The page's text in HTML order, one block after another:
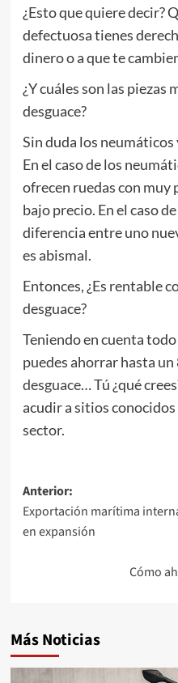
¿Esto que quiere decir?
defectuosa tienes
dinero o a que te
¿Y cuáles son las piezas
desguace?
Sin duda los neumáticos
En el caso de los
ofrecen ruedas con muy
bajo precio. En el caso
diferencia entre uno
es abismal.
Entonces, ¿Es rentable
desguace?
Teniendo en cuenta
puedes ahorrar hasta un
desguace… Tú ¿qué
acudir a sitios
sector.
Navegación
de
entradas
Anterior:
Exportación marítima
en expansión
Cómo
Más Noticias